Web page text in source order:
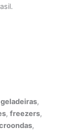
geladeiras,
,freezers,
,